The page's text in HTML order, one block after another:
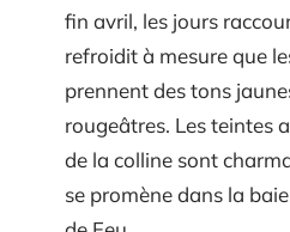
fin avril, les jours
refroidit à mesure que
prennent des tons
rougeâtres. Les teintes
de la colline sont
se promène dans la